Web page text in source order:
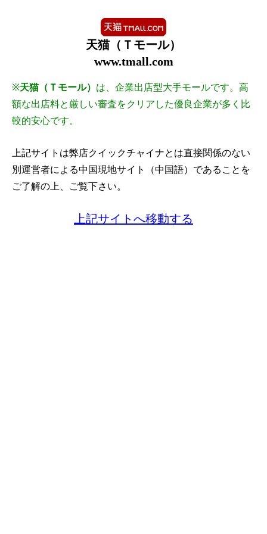
天猫（Ｔモール）
www.tmall.com
※天猫（Ｔモール） は、企業出店型大手モールです。高
額な出店料と厳しい審査をクリアした優良企業が多く比
較的安心です。
上記サイトは弊店クイックチャイナとは直接関係のない
別運営者による中国現地サイト（中国語）であることを
ご了解の上、ご覧下さい。
上記サイトへ移動する